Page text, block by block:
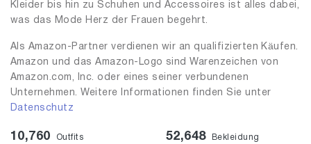
Kleider bis hin zu Schuhen und Accessoires ist alles dabei,
was das Mode Herz der Frauen begehrt.
Als Amazon-Partner verdienen wir an qualifizierten Käufen.
Amazon und das Amazon-Logo sind Warenzeichen von
Amazon.com, Inc. oder eines seiner verbundenen
Unternehmen. Weitere Informationen finden Sie unter
Datenschutz
10,760 Outfits 52,648 Bekleidung